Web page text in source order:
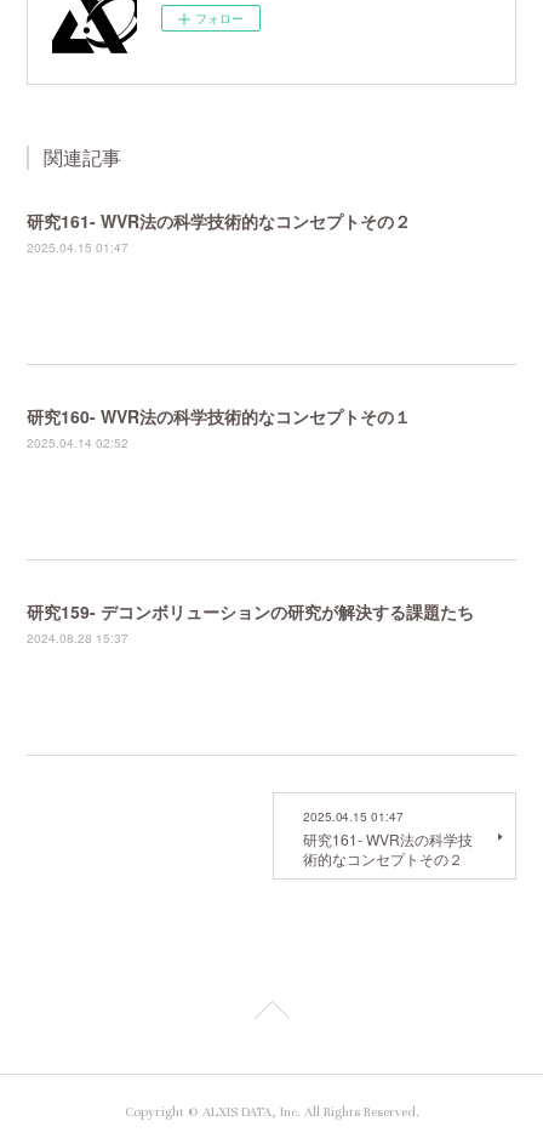
フォロー
関連記事
研究161- WVR法の科学技術的なコンセプトその２
2025.04.15 01:47
研究160- WVR法の科学技術的なコンセプトその１
2025.04.14 02:52
研究159- デコンボリューションの研究が解決する課題たち
2024.08.28 15:37
2025.04.15 01:47
研究161- WVR法の科学技
術的なコンセプトその２
Copyright © ALXIS DATA, Inc. All Rights Reserved.